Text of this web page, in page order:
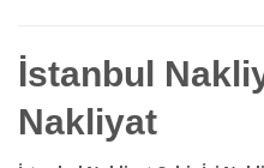
İstanbul
Nakliyat